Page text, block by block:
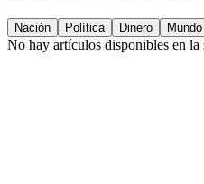
Nación Política Dinero Mundo
No hay artículos disponibles en la